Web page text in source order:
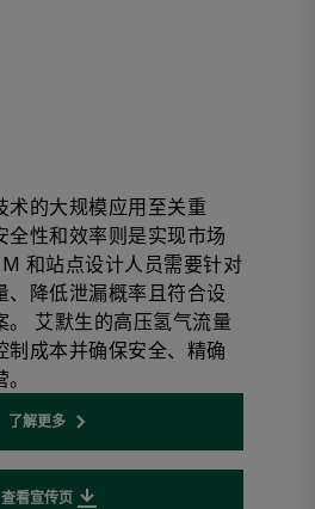
术的大规模应用至关重
全性和效率则是实现市场
和站点设计人员需要针对
、降低泄漏概率且符合设
。 艾默生的高压氢气流量
制成本并确保安全、精确
了解更多Opens internal link
查看宣传页